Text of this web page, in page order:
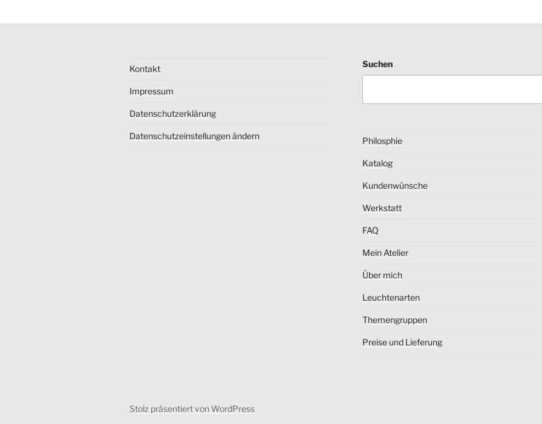
Kontakt
Impressum
Datenschutzerklärung
Datenschutzeinstellungen ändern
Suchen
Philosphie
Katalog
Kundenwünsche
Werkstatt
FAQ
Mein Atelier
Über mich
Leuchtenarten
Themengruppen
Preise und Lieferung
Stolz präsentiert von WordPress